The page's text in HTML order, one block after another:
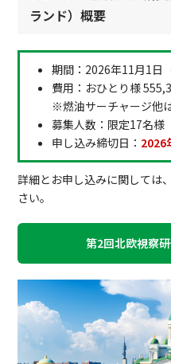
ランド）概要
期間：2026年11月1
費用：おひとり様
※燃油サーチャージ他
募集人数：限定17名様
申し込み締切日： 2026
詳細とお申し込みに関しては
さい。
第2回北欧視察